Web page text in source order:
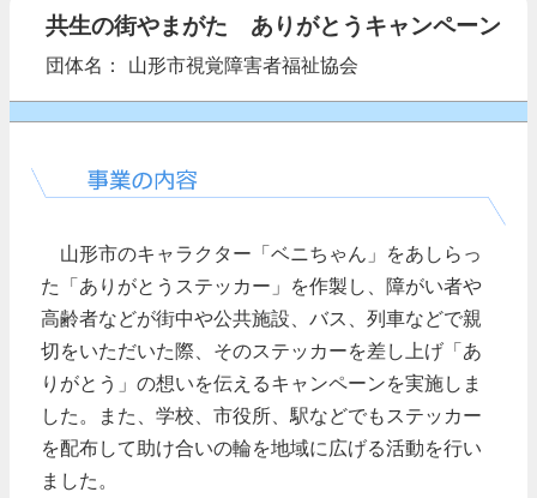
共生の街やまがた ありがとうキャンペーン
団体名： 山形市視覚障害者福祉協会
山形市のキャラクター「ベニちゃん」をあしらっ
た「ありがとうステッカー」を作製し、障がい者や
高齢者などが街中や公共施設、バス、列車などで親
切をいただいた際、そのステッカーを差し上げ「あ
りがとう」の想いを伝えるキャンペーンを実施しま
した。また、学校、市役所、駅などでもステッカー
を配布して助け合いの輪を地域に広げる活動を行い
ました。